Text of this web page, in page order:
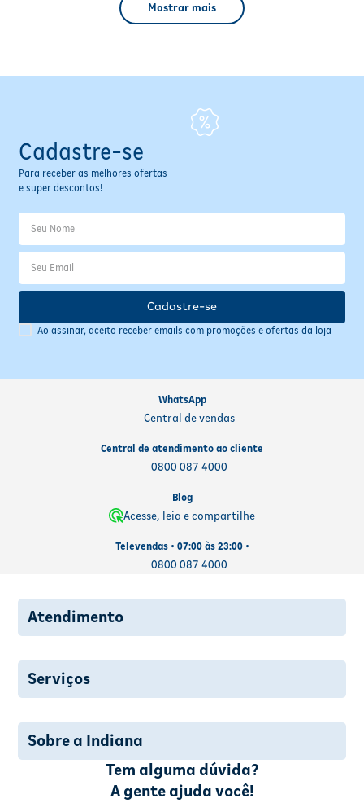
Mostrar mais
Cadastre-se
Para receber as melhores ofertas
e super descontos!
Ao assinar, aceito receber emails com promoções e ofertas da loja
Cadastre-se
WhatsApp
Central de vendas
Central de atendimento ao cliente
0800 087 4000
Blog
Acesse, leia e compartilhe
Televendas • 07:00 às 23:00 •
0800 087 4000
Atendimento
Serviços
Sobre a Indiana
Tem alguma dúvida?
A gente ajuda você!